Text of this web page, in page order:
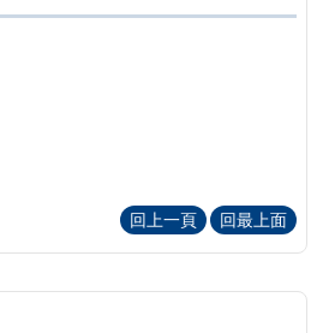
回上一頁
回最上面